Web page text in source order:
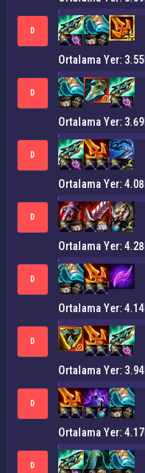
D
Ortalama Yer: 3.55
D
Ortalama Yer: 3.69
D
Ortalama Yer: 4.08
D
Ortalama Yer: 4.28
D
Ortalama Yer: 4.14
D
Ortalama Yer: 3.94
D
Ortalama Yer: 4.17
D